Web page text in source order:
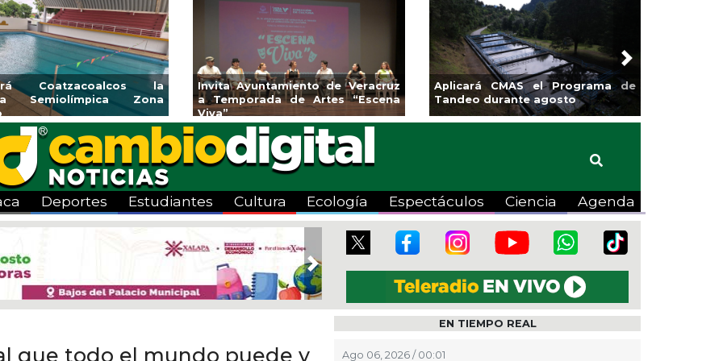
de Xalapa
en Mercadito
Coatzacoalcos impulsa la
halterofilia con la Copa Coyote
2026
Continúa Coatza Vive el Verano
2026 con cine, actividades
lúdicas y expo
Next
Deportes Estudiantes Cultura Ecología Espectáculos Ciencia Agenda
Next
que todo el mundo puede y
EN TIEMPO REAL
Ago 06, 2026 / 00:01